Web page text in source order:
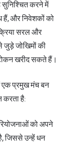
करने में
हैं, और निवेशकों को
सरल और
जुड़े जोखिमों की
खरीद सकते हैं।
एक प्रमुख मंच बन
करता है:
को अपने
जिससे उन्हें धन